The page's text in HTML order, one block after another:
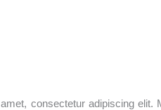
consectetur adipiscing elit.